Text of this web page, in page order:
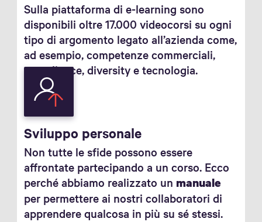
Sulla piattaforma di e-learning sono
disponibili oltre 17.000 videocorsi su ogni
tipo di argomento legato all’azienda come,
ad esempio, competenze commerciali,
compliance, diversity e tecnologia.
Sviluppo personale
Non tutte le sfide possono essere
affrontate partecipando a un corso. Ecco
perché abbiamo realizzato un manuale
per permettere ai nostri collaboratori di
apprendere qualcosa in più su sé stessi.